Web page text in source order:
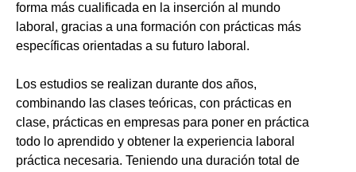
forma más cualificada en la inserción al mundo
laboral, gracias a una formación con prácticas más
específicas orientadas a su futuro laboral.
Los estudios se realizan durante dos años,
combinando las clases teóricas, con prácticas en
clase, prácticas en empresas para poner en práctica
todo lo aprendido y obtener la experiencia laboral
práctica necesaria. Teniendo una duración total de